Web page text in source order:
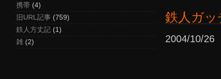
携帯 (4)
旧URL記事 (759)
鉄人方丈記 (1)
雑 (2)
鉄人ガ
2004/10/